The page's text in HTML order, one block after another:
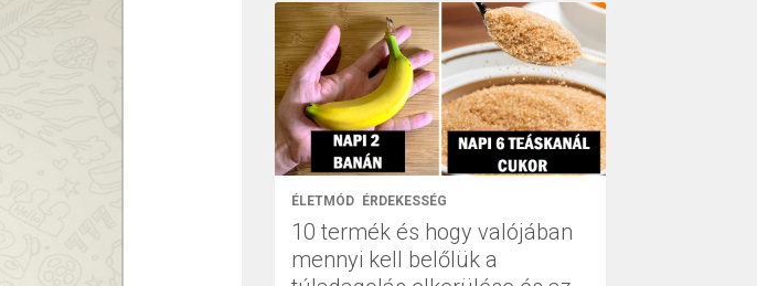
ÉLETMÓD ÉRDEKESSÉG
10 termék és hogy valójában
mennyi kell belőlük a